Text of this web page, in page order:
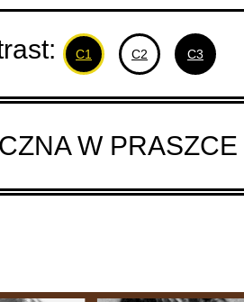
C1 C2 C3
W PRASZCE